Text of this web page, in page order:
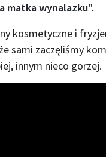
matka wynalazku".
kosmetyczne i
sami zaczęliśmy
innym nieco gorzej.